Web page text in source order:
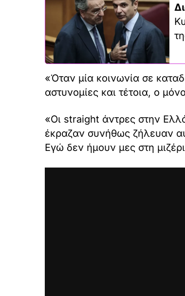
«Όταν μία κοινωνία σε
αστυνομίες και τέτοια, ο
«Οι straight άντρες στην
έκραζαν συνήθως ζήλευαν
Εγώ δεν ήμουν μες στη